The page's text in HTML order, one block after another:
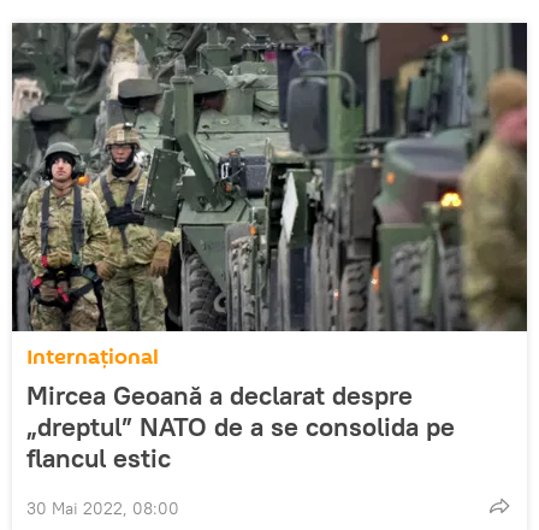
Internaţional
Mircea Geoană a declarat despre
„dreptul” NATO de a se consolida pe
flancul estic
30 Mai 2022, 08:00